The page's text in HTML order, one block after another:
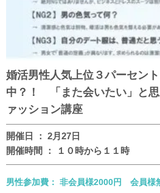
婚活男性人気上位３パーセン
中？！ 「また会いたい」と
ァッション講座
開催日 ： 2月27日
開催時間 ： １０時から１１時
男性参加費： 非会員様2000円 会員様